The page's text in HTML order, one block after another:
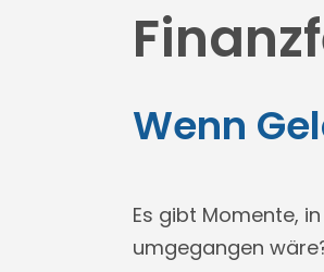
Wenn
Es gibt Momente,
umgegangen